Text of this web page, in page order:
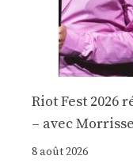
Riot Fest 2026
– avec
8 août 2026